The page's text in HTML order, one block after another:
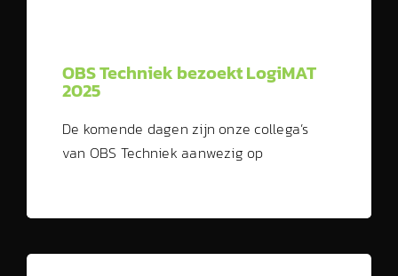
OBS Techniek bezoekt LogiMAT
2025
De komende dagen zijn onze collega’s
van OBS Techniek aanwezig op